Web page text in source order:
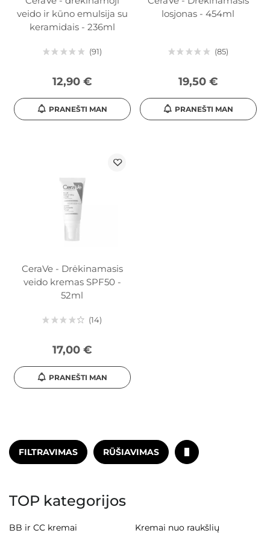
veido ir kūno emulsija su
keramidais - 236ml
91
12,90 €
PRANEŠTI MAN
losjonas - 454ml
85
19,50 €
PRANEŠTI MAN
CeraVe - Drėkinamasis
veido kremas SPF50 -
52ml
14
17,00 €
PRANEŠTI MAN
FILTRAVIMAS RŪŠIAVIMAS
TOP kategorijos
BB ir CC kremai
Kremai nuo raukšlių